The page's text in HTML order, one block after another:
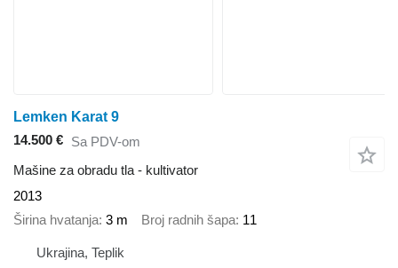
Lemken Karat 9
14.500 € Sa PDV-om
Mašine za obradu tla - kultivator
2013
Širina hvatanja 3 m Broj radnih šapa 11
Ukrajina, Teplik